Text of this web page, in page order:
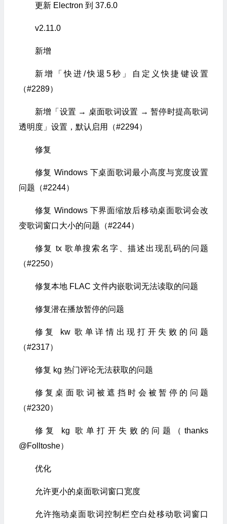
更新 Electron 到 37.6.0
v2.11.0
新增
新增「快进/快退5秒」自定义快捷键设置
（#2289）
新增「设置 → 桌面歌词设置 → 暂停时提高歌词
透明度」设置，默认启用（#2294）
修复
修复 Windows 下桌面歌词最小高度与宽度设置
问题（#2244）
修复 Windows 下界面缩放后移动桌面歌词会改
变歌词窗口大小的问题（#2244）
修复 tx 歌单搜索名字、描述出现乱码的问题
（#2250）
修复本地 FLAC 文件内嵌歌词无法读取的问题
修复潜在播放暂停的问题
修复 kw 歌单详情出现打开失败的问题
（#2317）
修复 kg 热门评论无法获取的问题
修复桌面歌词被遮挡时会被暂停的问题
（#2320）
修复 kg 歌单打开失败的问题（thanks
@Folltoshe）
优化
允许更小的桌面歌词窗口宽度
允许拖动桌面歌词控制栏空白处移动歌词窗口